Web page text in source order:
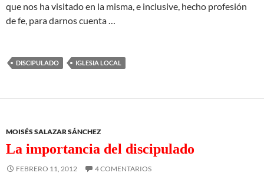
que nos ha visitado en la misma, e inclusive, hecho profesión
de fe, para darnos cuenta …
DISCIPULADO IGLESIA LOCAL
MOISÉS SALAZAR SÁNCHEZ
La importancia del discipulado
FEBRERO 11, 2012 4 COMENTARIOS